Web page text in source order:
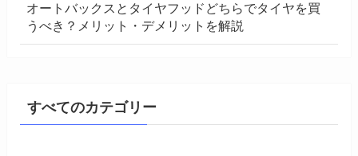
オートバックスとタイヤフッドどちらでタイヤを買
うべき？メリット・デメリットを解説
すべてのカテゴリー